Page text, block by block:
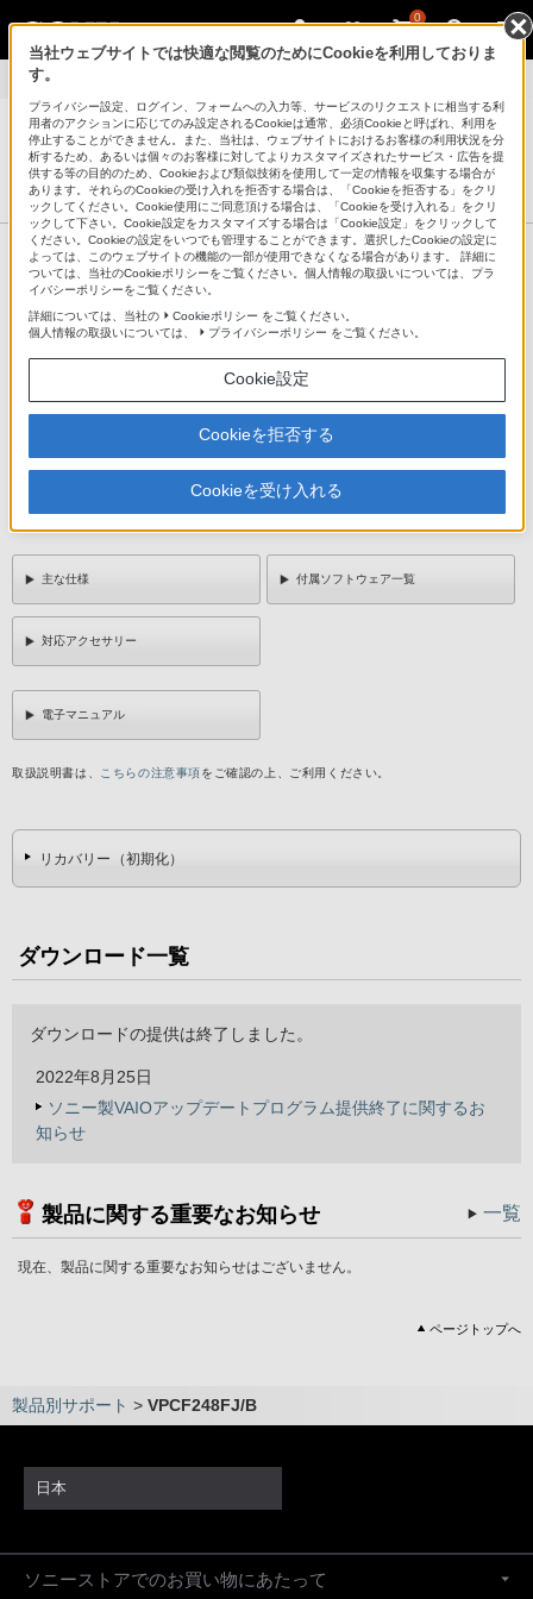
0
製品別サポート
パーソナルコンピューター VAIO
サポート・お問い合わせ
製品情報ページ
製品別サポート情報
製品に関する重要なお知らせ
パーソナルコンピューター Fシリーズ
VPCF248FJ/B
主な仕様 付属ソフトウェア一覧
対応アクセサリー
電子マニュアル
取扱説明書は、 こちらの注意事項 をご確認の上、ご利用ください。
リカバリー（初期化）
ダウンロード一覧
ダウンロードの提供は終了しました。
2022年8月25日
ソニー製VAIOアップデートプログラム提供終了に関するお
知らせ
製品に関する重要なお知らせ 一覧
現在、製品に関する重要なお知らせはございません。
ページトップへ
製品別サポート > VPCF248FJ/B
日本
ソニーストアでのお買い物にあたって
当社ウェブサイトでは快適な閲覧のためにCookieを利用しておりま
す。
プライバシー設定、ログイン、フォームへの入力等、サービスのリクエストに相当する利
用者のアクションに応じてのみ設定されるCookieは通常、必須Cookieと呼ばれ、利用を
停止することができません。また、当社は、ウェブサイトにおけるお客様の利用状況を分
析するため、あるいは個々のお客様に対してよりカスタマイズされたサービス・広告を提
供する等の目的のため、Cookieおよび類似技術を使用して一定の情報を収集する場合が
あります。それらのCookieの受け入れを拒否する場合は、「Cookieを拒否する」をクリ
ックしてください。Cookie使用にご同意頂ける場合は、「Cookieを受け入れる」をクリ
ックして下さい。Cookie設定をカスタマイズする場合は「Cookie設定」をクリックして
ください。Cookieの設定をいつでも管理することができます。選択したCookieの設定に
よっては、このウェブサイトの機能の一部が使用できなくなる場合があります。 詳細に
ついては、当社のCookieポリシーをご覧ください。個人情報の取扱いについては、プラ
イバシーポリシーをご覧ください。
詳細については、当社の
Cookieポリシー をご覧ください。
個人情報の取扱いについては、
プライバシーポリシー をご覧ください。
Cookie設定
Cookieを拒否する
Cookieを受け入れる